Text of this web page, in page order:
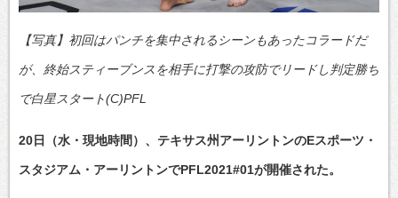
【写真】初回はパンチを集中されるシーンもあったコラードだ
が、終始スティーブンスを相手に打撃の攻防でリードし判定勝ち
で白星スタート(C)PFL
20日（水・現地時間）、テキサス州アーリントンのEスポーツ・
スタジアム・アーリントンでPFL2021#01が開催された。